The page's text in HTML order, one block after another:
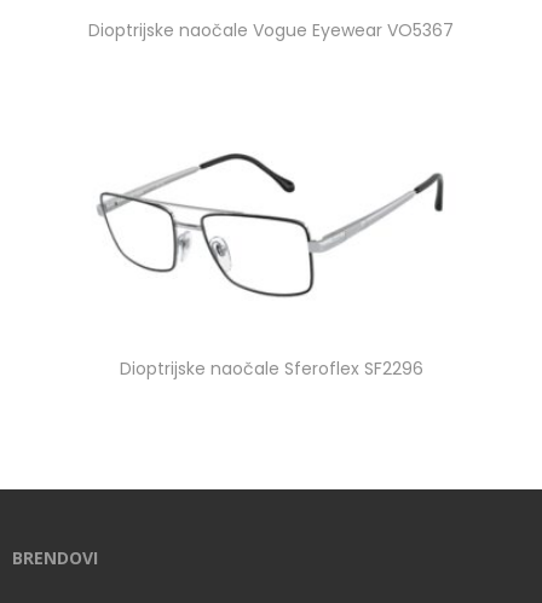
Dioptrijske naočale Vogue Eyewear VO5367
Dioptrijske naočale Sferoflex SF2296
BRENDOVI